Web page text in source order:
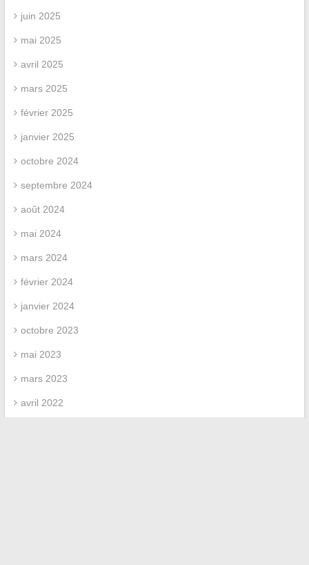
juin 2025
mai 2025
avril 2025
mars 2025
février 2025
janvier 2025
octobre 2024
septembre 2024
août 2024
mai 2024
mars 2024
février 2024
janvier 2024
octobre 2023
mai 2023
mars 2023
avril 2022